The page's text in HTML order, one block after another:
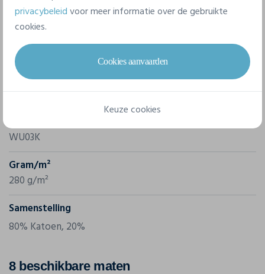
Merk
B&C
WU03K
Gram/m²
280 g/m²
Samenstelling
80% Katoen, 20%
8 beschikbare maten
privacybeleidvoor meer informatie over de gebruikte
cookies.
Cookies aanvaarden
Keuze cookies